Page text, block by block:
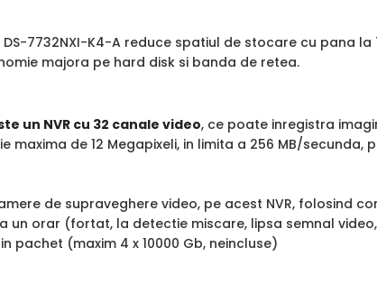
DS-7732NXI-K4-A reduce spatiul de stocare cu pana
majora pe hard disk si banda de retea.
un NVR cu 32 canale video, ce poate inregistra
maxima de 12 Megapixeli, in limita a 256 MB/secunda,
de supraveghere video, pe acest NVR, folosind
un orar (fortat, la detectie miscare, lipsa semnal
pachet (maxim 4 x 10000 Gb, neincluse)